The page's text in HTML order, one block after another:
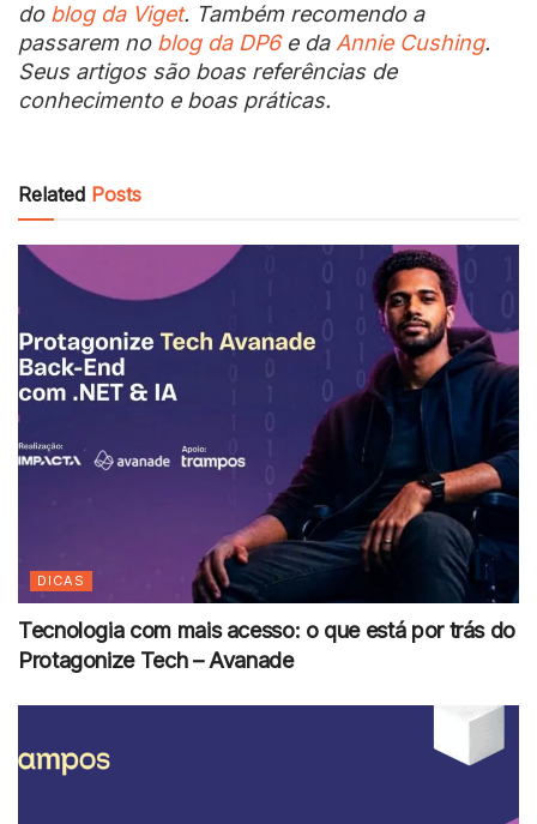
do blog da Viget. Também recomendo a
passarem no blog da DP6e daAnnie Cushing.
Seus artigos são boas referências de
conhecimento e boas práticas.
Related Posts
DICAS
Tecnologia com mais acesso: o que está por trás do
Protagonize Tech – Avanade